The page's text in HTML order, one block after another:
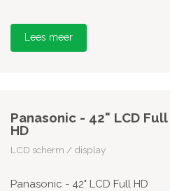
Lees meer
Panasonic - 42" LCD Full
HD
LCD scherm / display
Panasonic - 42" LCD Full HD